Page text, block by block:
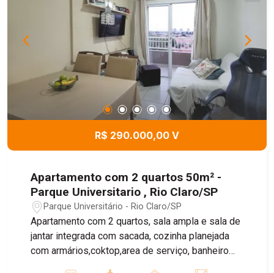
R$ 290.000,00 V
Apartamento com 2 quartos 50m² -
Parque Universitario , Rio Claro/SP
Parque Universitário - Rio Claro/SP
Apartamento com 2 quartos, sala ampla e sala de
jantar integrada com sacada, cozinha planejada
com armários,coktop,area de serviço, banheiro